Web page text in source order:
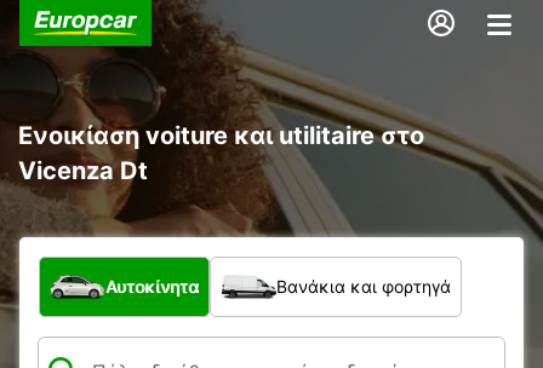
Ενοικίαση voiture και utilitaire στο
Vicenza Dt
Τι τύπος οχήματος;
Αυτοκίνητα Βανάκια και φορτηγά